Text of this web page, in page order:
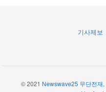
기사제보
© 2021 Newswave25 무단전재